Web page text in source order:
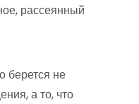
рассеянный
берется не
а то, что